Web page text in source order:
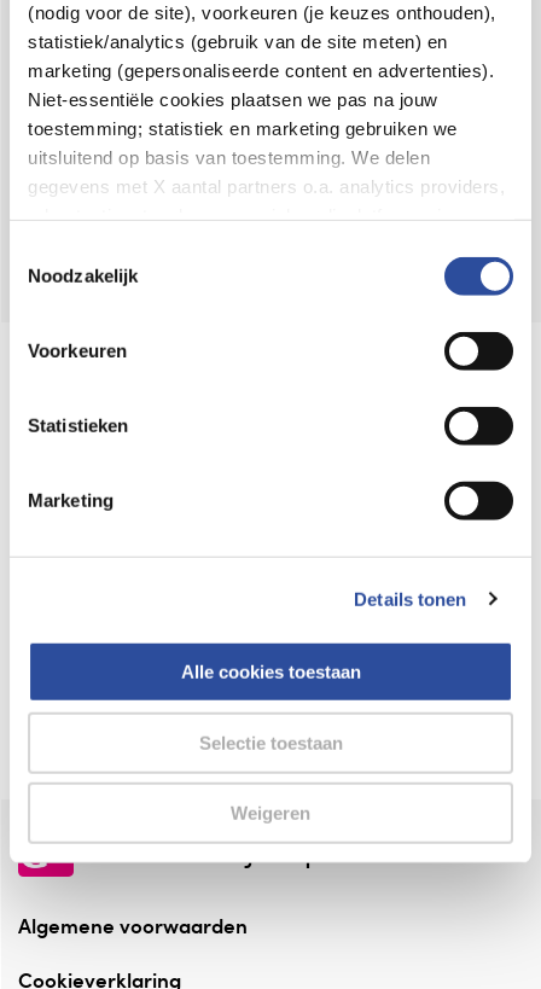
(nodig voor de site), voorkeuren (je keuzes onthouden),
statistiek/analytics (gebruik van de site meten) en
marketing (gepersonaliseerde content en advertenties).
Niet-essentiële cookies plaatsen we pas na jouw
toestemming; statistiek en marketing gebruiken we
uitsluitend op basis van toestemming. We delen
gegevens met X aantal partners o.a. analytics providers,
en de bewaartermijnen per categorie. Je kunt je keuze op
gegevensverwerking staat in de
Privacyverklaring
Noodzakelijk
Voorkeuren
Statistieken
Marketing
Details tonen
Alle cookies toestaan
Selectie toestaan
Weigeren
Over DA
Klantenservice
Assortiment
VolgDAop:
Online aanbieder medicijnen
webshop mag verkopen.
⁠Verantwoorde zorg, ⁠ook online.
Altijd onze folder bij de hand
Check onze folders ⁠bij AlleFolders.
de vriendelijke specialist
Algemene voorwaarden
Cookieverklaring